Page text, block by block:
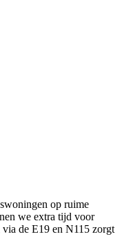
op ruime
we extra tijd voor
via de E19 en N115 zorgt